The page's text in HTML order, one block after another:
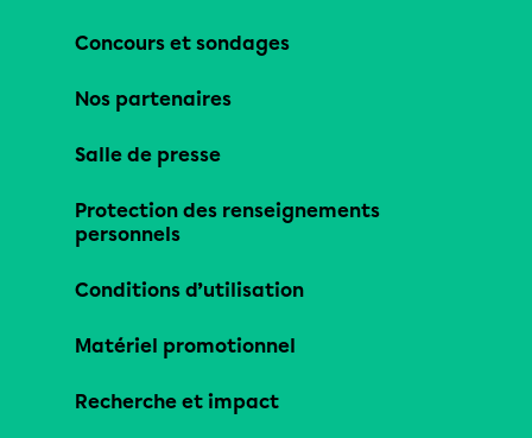
Concours et sondages
Nos partenaires
Salle de presse
Protection des renseignements
personnels
Conditions d’utilisation
Matériel promotionnel
Recherche et impact